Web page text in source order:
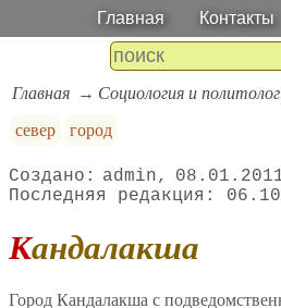
Главная Контакты
Главная Социология и
север
город
admin
Кандалакша
Город Кандалакша с